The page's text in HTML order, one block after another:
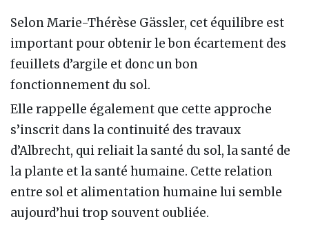
Selon Marie-Thérèse Gässler, cet équilibre est
important pour obtenir le bon écartement des
feuillets d’argile et donc un bon
fonctionnement du sol.
Elle rappelle également que cette approche
s’inscrit dans la continuité des travaux
d’Albrecht, qui reliait la santé du sol, la santé de
la plante et la santé humaine. Cette relation
entre sol et alimentation humaine lui semble
aujourd’hui trop souvent oubliée.